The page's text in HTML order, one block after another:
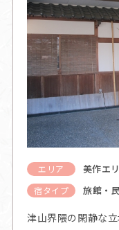
エリア 美作エ
宿タイプ 旅館・
津山界隈の閑静な